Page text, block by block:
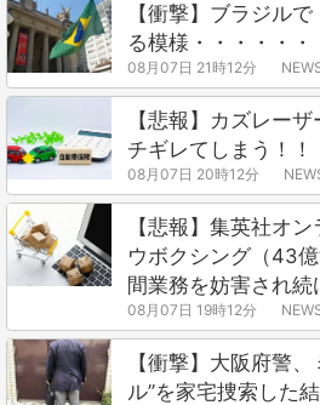
【衝撃】ブラジル
る模様・・・・・・
08月07日 21時12分
【悲報】カズレー
チギレてしまう！！
08月07日 20時12分
【悲報】集英社オ
ウボクシング（43
間業務を妨害され続
08月07日 19時12分
【衝撃】大阪府警
ル”を家宅捜索した